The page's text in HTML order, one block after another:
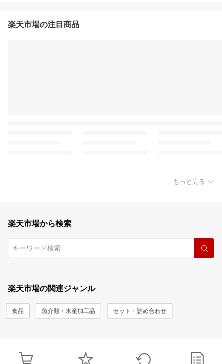
楽天市場の注目商品
もっと見る
楽天市場から検索
楽天市場の関連ジャンル
食品 魚介類・水産加工品 セット・詰め合わせ